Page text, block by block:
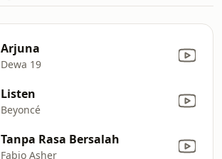
Arjuna
Dewa 19
Listen
Beyoncé
Tanpa Rasa Bersalah
Fabio Asher